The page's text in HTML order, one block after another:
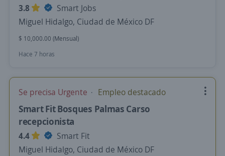
3.8
Smart Jobs
Miguel Hidalgo, Ciudad de México DF
$ 10,000.00 (Mensual)
Hace 7 horas
Se precisa Urgente Empleo destacado
Smart Fit Bosques Palmas Carso
recepcionista
4.4
Smart Fit
Miguel Hidalgo, Ciudad de México DF